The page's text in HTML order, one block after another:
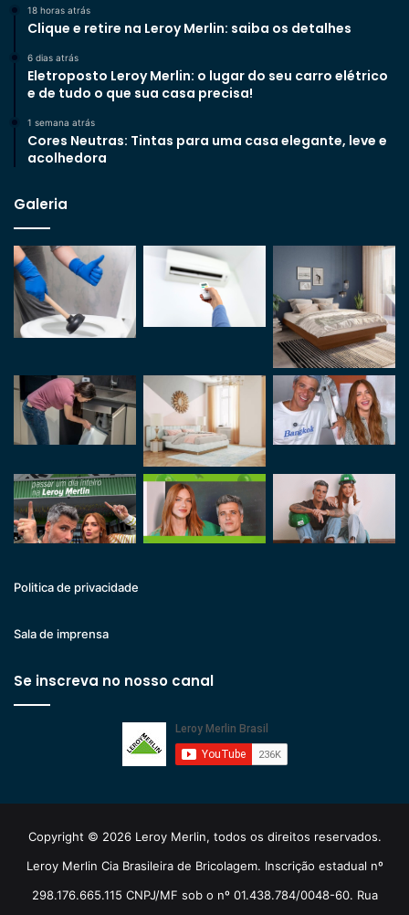
18 horas atrás
Clique e retire na Leroy Merlin: saiba os detalhes
6 dias atrás
Eletroposto Leroy Merlin: o lugar do seu carro elétrico
e de tudo o que sua casa precisa!
1 semana atrás
Cores Neutras: Tintas para uma casa elegante, leve e
acolhedora
Galeria
Politica de privacidade
Sala de imprensa
Se inscreva no nosso canal
Copyright © 2026 Leroy Merlin, todos os direitos reservados.
Leroy Merlin Cia Brasileira de Bricolagem. Inscrição estadual nº
298.176.665.115 CNPJ/MF sob o nº 01.438.784/0048-60. Rua